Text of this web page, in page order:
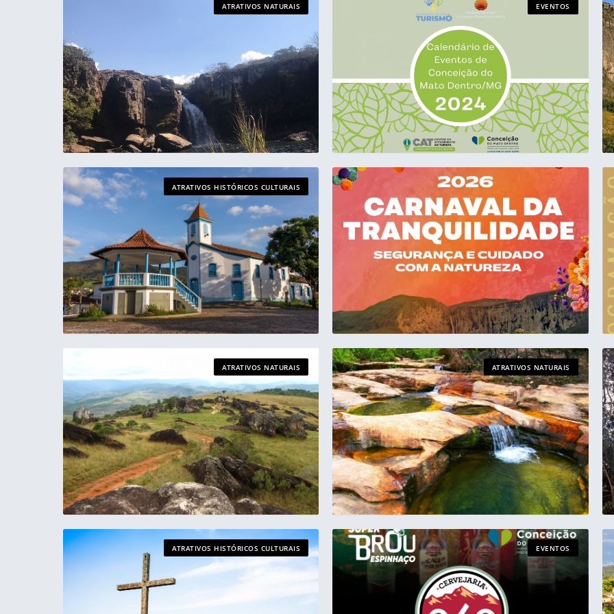
ATRATIVOS NATURAIS EVENTOS
ATRATIVOS HISTÓRICOS CULTURAIS
ATRATIVOS NATURAIS ATRATIVOS NATURAIS
ATRATIVOS HISTÓRICOS CULTURAIS EVENTOS